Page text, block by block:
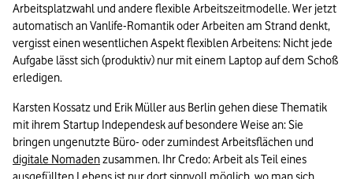
Arbeitsplatzwahl und andere flexible Arbeitszeitmodelle. Wer jetzt
automatisch an Vanlife-Romantik oder Arbeiten am Strand denkt,
vergisst einen wesentlichen Aspekt flexiblen Arbeitens: Nicht jede
Aufgabe lässt sich (produktiv) nur mit einem Laptop auf dem Schoß
erledigen.
Karsten Kossatz und Erik Müller aus Berlin gehen diese Thematik
mit ihrem Startup Independesk auf besondere Weise an: Sie
digitale Nomaden zusammen. Ihr Credo: Arbeit als Teil eines